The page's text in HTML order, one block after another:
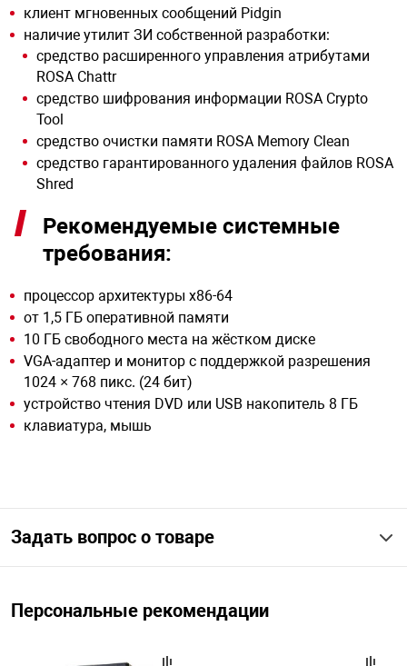
клиент мгновенных сообщений Pidgin
наличие утилит ЗИ собственной разработки:
средство расширенного управления атрибутами
ROSA Chattr
средство шифрования информации ROSA Crypto
Tool
средство очистки памяти ROSA Memory Clean
средство гарантированного удаления файлов ROSA
Shred
Рекомендуемые системные
требования:
процессор архитектуры x86-64
от 1,5 ГБ оперативной памяти
10 ГБ свободного места на жёстком диске
VGA-адаптер и монитор с поддержкой разрешения
1024 × 768 пикс. (24 бит)
устройство чтения DVD или USB накопитель 8 ГБ
клавиатура, мышь
Задать вопрос о товаре
Персональные рекомендации